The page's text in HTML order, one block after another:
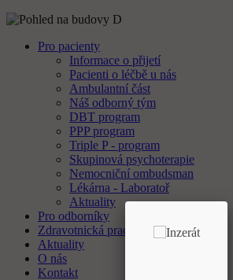
Pro pacienty
Informace o přijetí
Pacienti o léčbě u nás
Ambulantní část
Náš odborný tým
DBT program
PPP program
Triple P - program
Skupinová psychoterapie
Nemocniční ombudsman
Lékárna - Laboratoř
Aktuality
Pro odborníky
Zdravotnická pracoviště
Aktuality
O nás
Kontakt